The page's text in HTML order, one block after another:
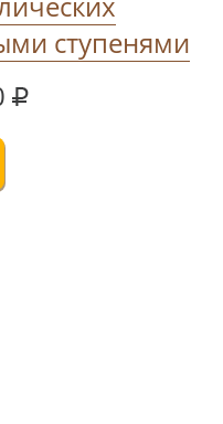
ступенями